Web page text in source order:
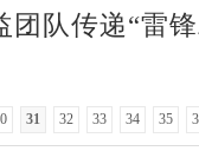
团队传递“雷
31 32 33 34 35